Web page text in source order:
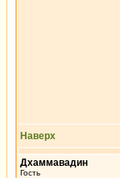
Наверх
Дхаммавадин
Гость